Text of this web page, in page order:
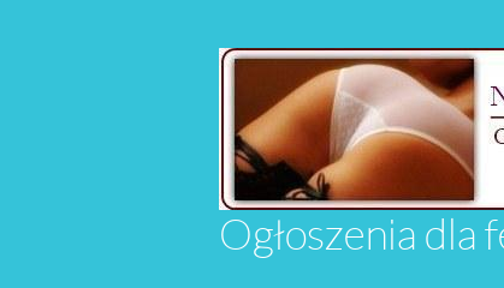
Ogłoszenia dla